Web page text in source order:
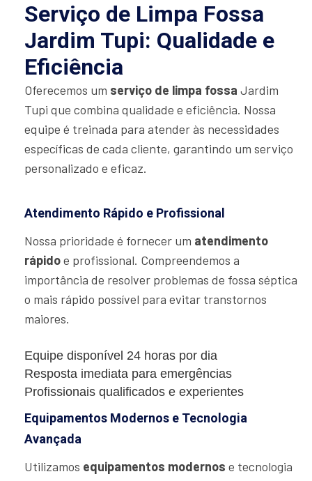
Serviço de Limpa Fossa
Jardim Tupi: Qualidade e
Eficiência
Oferecemos um serviço de limpa fossa Jardim
Tupi que combina qualidade e eficiência. Nossa
equipe é treinada para atender às necessidades
específicas de cada cliente, garantindo um serviço
personalizado e eficaz.
Atendimento Rápido e Profissional
Nossa prioridade é fornecer um atendimento
rápidoe profissional. Compreendemos a
importância de resolver problemas de fossa séptica
o mais rápido possível para evitar transtornos
maiores.
Equipe disponível 24 horas por dia
Resposta imediata para emergências
Profissionais qualificados e experientes
Equipamentos Modernos e Tecnologia
Avançada
Utilizamos equipamentos modernos e tecnologia